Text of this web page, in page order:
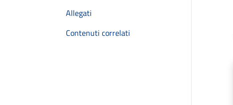
Allegati
Contenuti correlati